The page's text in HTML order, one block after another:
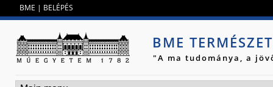
BME | BELÉPÉS
BME
"A ma tudománya, a